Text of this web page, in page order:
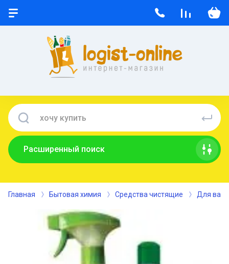
Расширенный поиск
Главная Бытовая химия Средства чистящие Для